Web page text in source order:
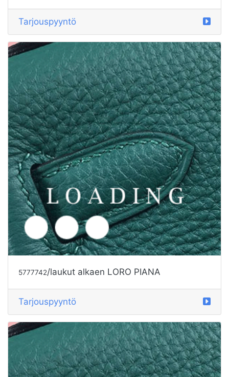
5777744/laukut alkaen LORO PIANA
Tarjouspyyntö